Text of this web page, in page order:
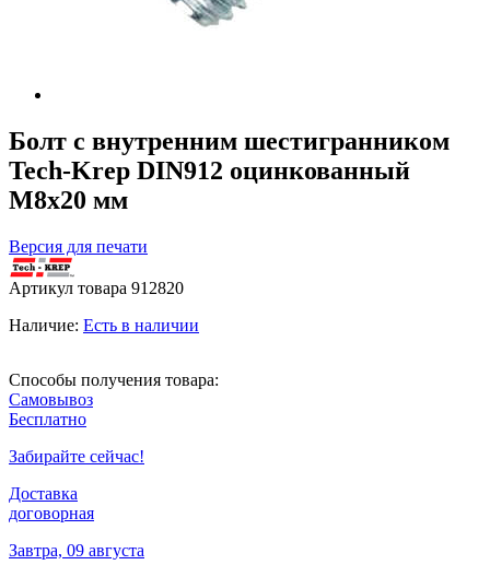
Болт с внутренним шестигранником
Tech-Krep DIN912 оцинкованный
М8х20 мм
Версия для печати
Артикул товара 912820
Наличие: Есть в наличии
Способы получения товара:
Самовывоз
Бесплатно
Забирайте сейчас!
Доставка
договорная
Завтра, 09 августа